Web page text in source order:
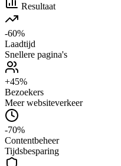
Resultaat
-60%
Laadtijd
Snellere pagina's
+45%
Bezoekers
Meer websiteverkeer
-70%
Contentbeheer
Tijdsbesparing